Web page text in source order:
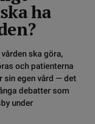
ha
ska göra,
och patienterna
sin egen vård — det
debatter som
under